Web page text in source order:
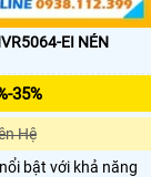
EI NÉN
35%
Hệ
bật với khả năng